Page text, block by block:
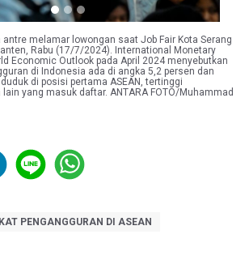
melamar lowongan saat Job Fair Kota Serang
Rabu (17/7/2024). International Monetary
Economic Outlook pada April 2024 menyebutkan
di Indonesia ada di angka 5,2 persen dan
di posisi pertama ASEAN, tertinggi
yang masuk daftar. ANTARA FOTO/Muhammad
PENGANGGURAN DI ASEAN